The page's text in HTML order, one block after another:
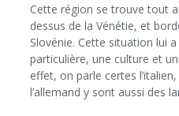
Cette région se trouve tout
dessus de la Vénétie, et
Slovénie. Cette situation lui
particulière, une culture et
effet, on parle certes
l’allemand y sont aussi des